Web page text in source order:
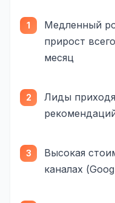
Одноклассники
TikTok
EMAIL-МАРКЕТИНГ
Почтовые рассылки
A/B тестирование
Медленный
прирост
месяц
Лиды
Высокая
каналах